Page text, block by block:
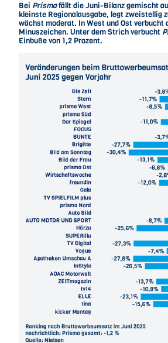
Bei Prismafällt die Juni-Bilanz gemischt
kleinste Regionalausgabe, legt zweistellig
wächst moderat. In West und Ost verbucht
Minuszeichen. Unter dem Strich verbucht
Einbuße von 1,2 Prozent.